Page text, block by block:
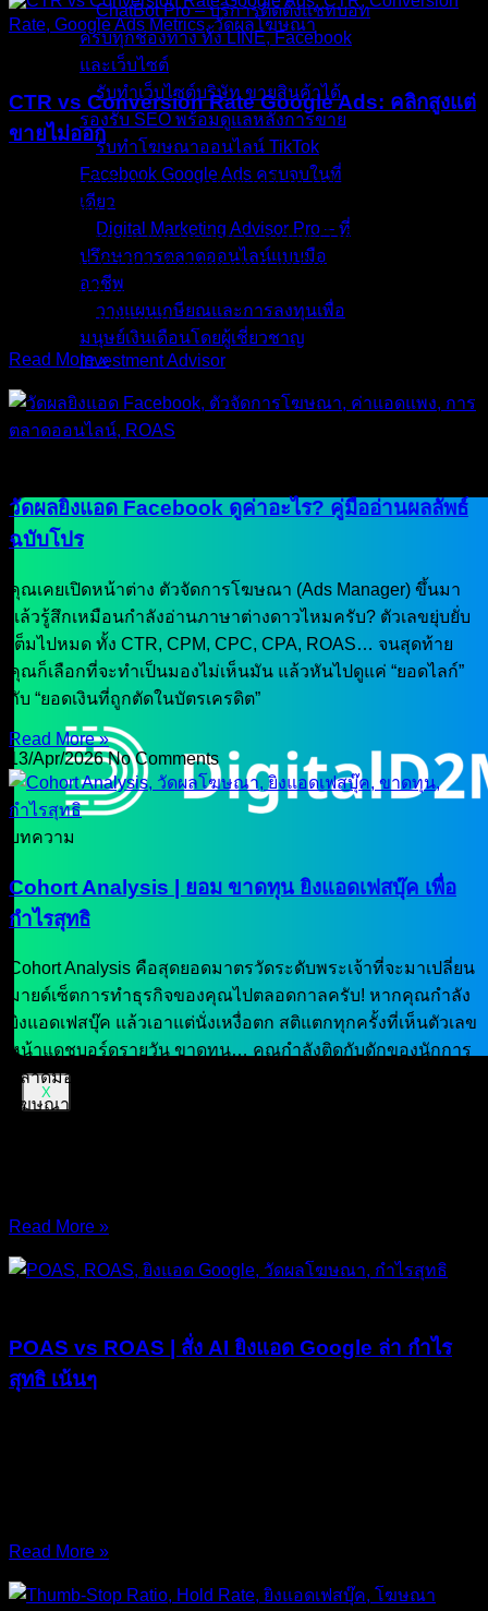
ChatBot Pro – บริการติดตั้งแชทบอท
ครบทุกช่องทาง ทั้ง LINE, Facebook
และเว็บไซต์
รับทำเว็บไซต์บริษัท ขายสินค้าได้
รองรับ SEO พร้อมดูแลหลังการขาย
รับทำโฆษณาออนไลน์ TikTok
Facebook Google Ads ครบจบในที่
เดียว
Digital Marketing Advisor Pro – ที่
ปรึกษาการตลาดออนไลน์แบบมือ
อาชีพ
วางแผนเกษียณและการลงทุนเพื่อ
มนุษย์เงินเดือนโดยผู้เชี่ยวชาญ
Investment Advisor
ผลงานที่ผ่านมา
บทความ
X
CTR vs Conversion Rate Google Ads: คลิกสูงแต่
ขายไม่ออก
“CTR สูงไม่ได้แปลว่าแคมเปญขายดีเสมอไป เพราะคนคลิก
เยอะเป็นเพียงสัญญาณว่าโฆษณาน่าสนใจ แต่ Conversion
Rate คือสัญญาณว่าหลังคลิกแล้วลูกค้าทำสิ่งที่ธุรกิจต้องการ
จริงหรือไม่” CTR vs Conversion Rate Google Ads เป็นคู่
Metric ที่คนยิงแอดสับสนกันบ่อยมาก เพราะทั้งสองตัวดูเหมือน
เกี่ยวกับ Performance
Read More »
วัดผลยิงแอด Facebook ดูค่าอะไร? คู่มืออ่านผลลัพธ์
ฉบับโปร
คุณเคยเปิดหน้าต่าง ตัวจัดการโฆษณา (Ads Manager) ขึ้นมา
แล้วรู้สึกเหมือนกำลังอ่านภาษาต่างดาวไหมครับ? ตัวเลขยุ่บยั่บ
เต็มไปหมด ทั้ง CTR, CPM, CPC, CPA, ROAS… จนสุดท้าย
คุณก็เลือกที่จะทำเป็นมองไม่เห็นมัน แล้วหันไปดูแค่ “ยอดไลก์”
กับ “ยอดเงินที่ถูกตัดในบัตรเครดิต”
Read More »
13/Apr/2026No Comments
บทความ
Cohort Analysis | ยอม ขาดทุน ยิงแอดเฟสบุ๊ค เพื่อ
กำไรสุทธิ
Cohort Analysis คือสุดยอดมาตรวัดระดับพระเจ้าที่จะมาเปลี่ยน
มายด์เซ็ตการทำธุรกิจของคุณไปตลอดกาลครับ! หากคุณกำลัง
ยิงแอดเฟสบุ๊ค แล้วเอาแต่นั่งเหงื่อตก สติแตกทุกครั้งที่เห็นตัวเลข
หน้าแดชบอร์ดรายวัน ขาดทุน… คุณกำลังติดกับดักของนักการ
ตลาดมือสมัครเล่นครับ! ในโลกการทำธุรกิจยุค 2026 ที่ค่า
โฆษณาแพงหูฉี่ การหวังฟันกำไรตั้งแต่การคลิกซื้อครั้งแรก
Read More »
POAS vs ROAS | สั่ง AI ยิงแอด Google ล่า กำไร
สุทธิ เน้นๆ
Read More »